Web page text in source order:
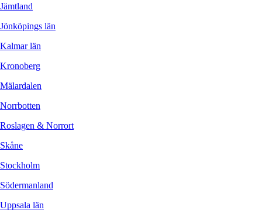
Jämtland
Jönköpings län
Kalmar län
Kronoberg
Mälardalen
Norrbotten
Roslagen & Norrort
Skåne
Stockholm
Södermanland
Uppsala län